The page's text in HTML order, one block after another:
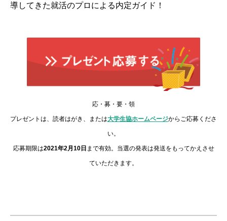
導してきた就活のプロによる内定ガイド！
応・募・要・領
プレゼントは、読者はがき、または大学生協ホームページからご応募くださ
い。
応募期限は2021年2月10日 まで有効。当選の発表は発送をもってかえさせ
ていただきます。